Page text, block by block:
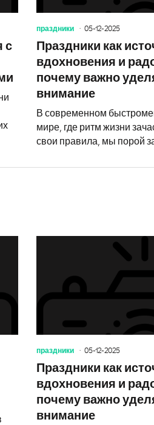
с
праздники 05-12-2025
Праздники как
вдохновения и
почему важно
внимание
В современном
мире, где ритм жизни
свои правила, мы порой
отчима особенными и
Как сделать поздравления с
праздники 05-12-2025
Праздники как
вдохновения и
почему важно
внимание